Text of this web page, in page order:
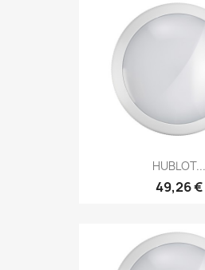
HUBLOT...
49,26 €